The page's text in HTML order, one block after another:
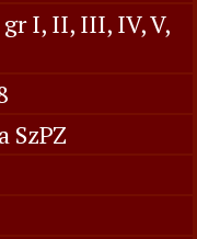
I, II, III, IV, V,
SzPZ